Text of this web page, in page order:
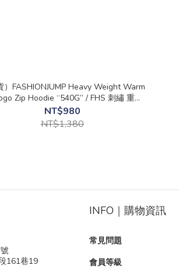
）FASHIONJUMP Heavy Weight Warm
Zip Hoodie “540G” / FHS 刺繡 重磅
連帽外套
NT$980
NT$1,380
161巷19
INFO｜購物資訊
常見問題
會員等級